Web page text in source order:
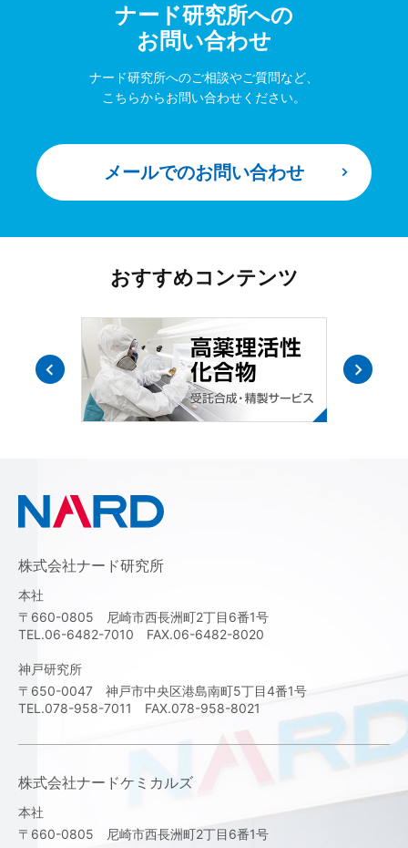
ナード研究所への
お問い合わせ
ナード研究所へのご相談やご質問など、
こちらからお問い合わせください。
メールでのお問い合わせ
おすすめコンテンツ
株式会社ナード研究所
本社
〒660-0805 尼崎市西長洲町2丁目6番1号
TEL.06-6482-7010 FAX.06-6482-8020
神戸研究所
〒650-0047 神戸市中央区港島南町5丁目4番1号
TEL.078-958-7011 FAX.078-958-8021
株式会社ナードケミカルズ
本社
〒660-0805 尼崎市西長洲町2丁目6番1号